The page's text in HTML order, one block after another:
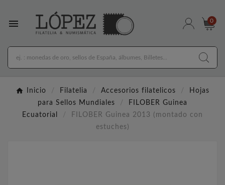
 0
Inicio Filatelia Accesorios filatelicos
Hojas
para Sellos Mundiales
FILOBER Guinea
Ecuatorial
FILOBER Guinea 2013 (montado con
estuches)